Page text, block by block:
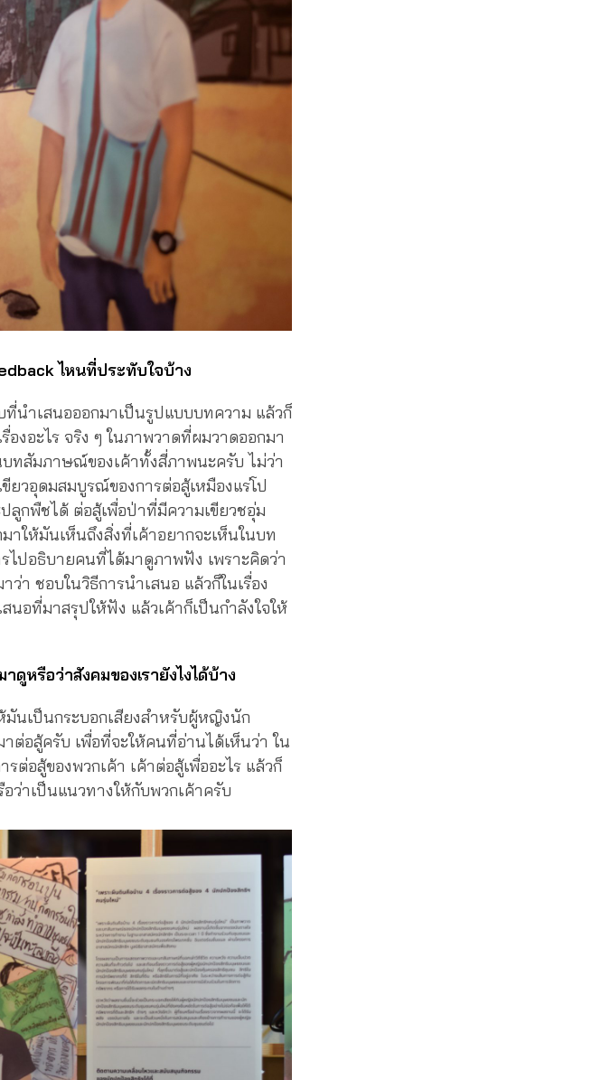
ไหนที่ประทับใจบ้าง
ที่นำเสนอออกมาเป็นรูปแบบบทความ แล้วก็
งอะไร จริง ๆ ในภาพวาดที่ผมวาดออกมา
บทสัมภาษณ์ของเค้าทั้งสี่ภาพนะครับ ไม่ว่า
ยวอุดมสมบูรณ์ของการต่อสู้เหมืองแร่โป
กพืชได้ ต่อสู้เพื่อป่าที่มีความเขียวชอุ่ม
าให้มันเห็นถึงสิ่งที่เค้าอยากจะเห็นในบท
ปอธิบายคนที่ได้มาดูภาพฟัง เพราะคิดว่า
า ชอบในวิธีการนำเสนอ แล้วก็ในเรื่อง
อที่มาสรุปให้ฟัง แล้วเค้าก็เป็นกำลังใจให้
หรือว่าสังคมของเรายังไงได้บ้าง
มันเป็นกระบอกเสียงสำหรับผู้หญิงนัก
อสู้ครับ เพื่อที่จะให้คนที่อ่านได้เห็นว่า ใน
อสู้ของพวกเค้า เค้าต่อสู้เพื่ออะไร แล้วก็
ว่าเป็นแนวทางให้กับพวกเค้าครับ